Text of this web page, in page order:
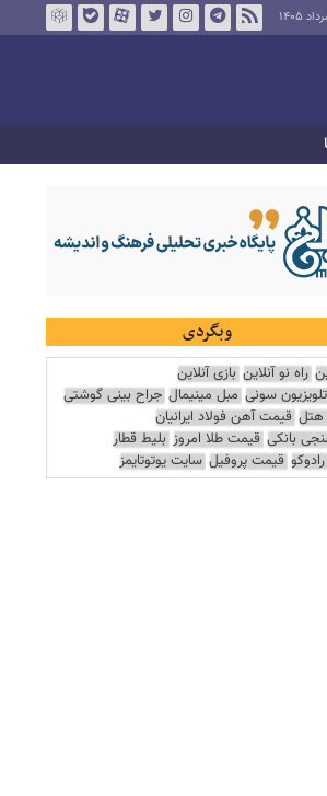
وبگردی
راه نو آنلاین بازی آنلاین
سونی مبل مینیمال جراح بینی گوشتی
هتل قیمت آهن فولاد ایرانیان
بانکی قیمت طلا امروز بلیط قطار
قیمت پروفیل سایت یوتوتایمز